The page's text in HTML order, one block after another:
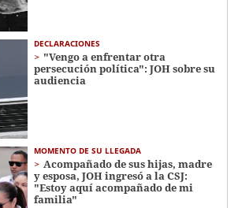
DECLARACIONES
"Vengo a enfrentar otra
persecución política": JOH sobre su
audiencia
MOMENTO DE SU LLEGADA
Acompañado de sus hijas, madre
y esposa, JOH ingresó a la CSJ:
"Estoy aquí acompañado de mi
familia"